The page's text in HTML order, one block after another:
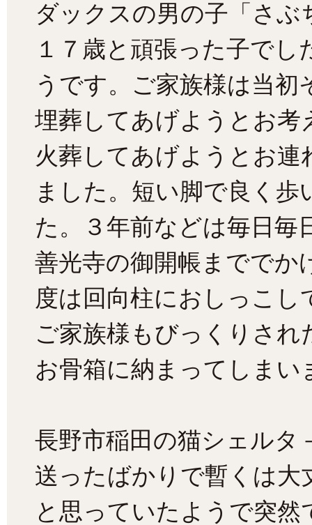
ダックスの男の子「さぶ
１７歳と頑張った子で
うです。ご家族様は当初
埋葬してあげようとお
火葬してあげようとお連
ました。短い脚で良く
た。３年前などは毎日毎
善光寺の御開帳まででか
度は回向柱におしっこし
ご家族様もびっくりさ
お骨箱に納まってしまい
長野市稲田の猫シェルタ
送ったばかりで暫くは大
と思っていたようで突